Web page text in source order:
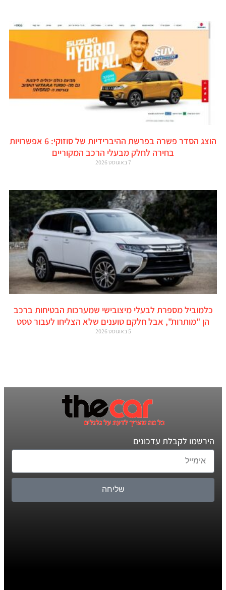
הוצג הסדר פשרה בפרשת ההיברידיות של סוזוקי: 6 אפשרויות
בחירה לחלק מבעלי הרכב המקוריים
7 באוגוסט 2026
כלמוביל מספרת לבעלי מיצובישי שמערכות הבטיחות ברכב
הן "מותרות", אבל חלקם טוענים שלא הצליחו לעבור טסט
5 באוגוסט 2026
הירשמו לקבלת עדכונים
שליחה